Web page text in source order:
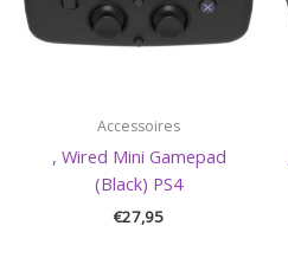
Accessoires
, Wired Mini Gamepad
(Black) PS4
€27,95